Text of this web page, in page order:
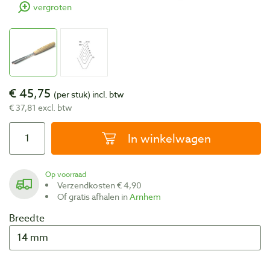
vergroten
€ 45,75 (per stuk) incl. btw
€ 37,81 excl. btw
In winkelwagen
Op voorraad
Verzendkosten € 4,90
Of gratis afhalen inArnhem
Breedte